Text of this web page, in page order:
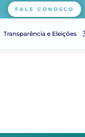
FALE CONOSCO
Transparência e Eleições